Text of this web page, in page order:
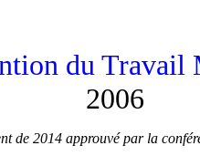
du Travail
2006
de 2014 approuvé par la